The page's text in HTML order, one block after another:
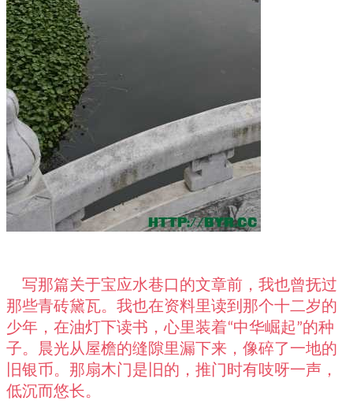
写那篇关于宝应水巷口的文章前，我也曾抚过
那些青砖黛瓦。我也在资料里读到那个十二岁的
少年，在油灯下读书，心里装着“中华崛起”的种
子。晨光从屋檐的缝隙里漏下来，像碎了一地的
旧银币。那扇木门是旧的，推门时有吱呀一声，
低沉而悠长。